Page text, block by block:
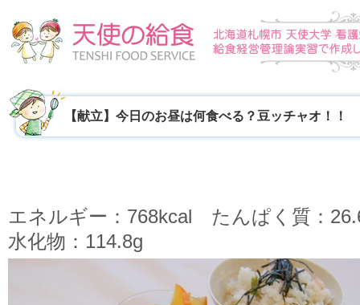
【献立】今日のお昼は何食べる？豆ッチャオ！！
エネルギー：768kcal たんぱく質：
水化物：114.8g